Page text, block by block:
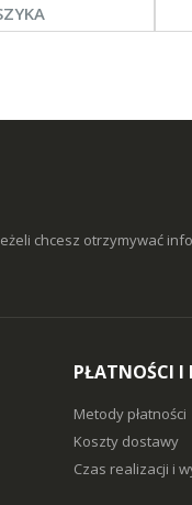
chcesz otrzymywać
PŁATNOŚCI I
Metody płatności
Koszty dostawy
Czas realizacji i